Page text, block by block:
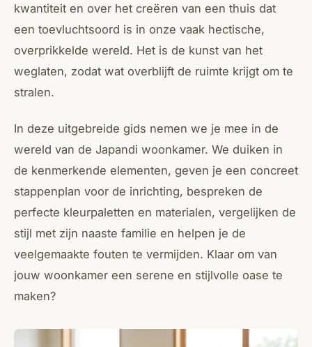
kwantiteit en over het creëren van een thuis dat
een toevluchtsoord is in onze vaak hectische,
overprikkelde wereld. Het is de kunst van het
weglaten, zodat wat overblijft de ruimte krijgt om te
stralen.
In deze uitgebreide gids nemen we je mee in de
wereld van de Japandi woonkamer. We duiken in
de kenmerkende elementen, geven je een concreet
stappenplan voor de inrichting, bespreken de
perfecte kleurpaletten en materialen, vergelijken de
stijl met zijn naaste familie en helpen je de
veelgemaakte fouten te vermijden. Klaar om van
jouw woonkamer een serene en stijlvolle oase te
maken?